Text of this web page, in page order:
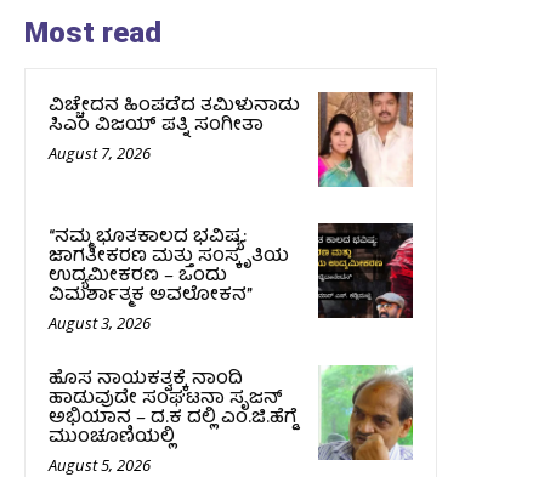
Most read
ವಿಚ್ಚೇದನ ಹಿಂಪಡೆದ ತಮಿಳುನಾಡು
ಸಿಎಂ ವಿಜಯ್‌ ಪತ್ನಿ ಸಂಗೀತಾ
August 7, 2026
“ನಮ್ಮ ಭೂತಕಾಲದ ಭವಿಷ್ಯ:
ಜಾಗತೀಕರಣ ಮತ್ತು ಸಂಸ್ಕೃತಿಯ
ಉದ್ಯಮೀಕರಣ – ಒಂದು
ವಿಮರ್ಶಾತ್ಮಕ ಅವಲೋಕನ”
August 3, 2026
ಹೊಸ ನಾಯಕತ್ವಕ್ಕೆ ನಾಂದಿ
ಹಾಡುವುದೇ ಸಂಘಟನಾ ಸೃಜನ್
ಅಭಿಯಾನ – ದ.ಕ ದಲ್ಲಿ ಎಂ.ಜಿ.ಹೆಗ್ಡೆ
ಮುಂಚೂಣಿಯಲ್ಲಿ
August 5, 2026